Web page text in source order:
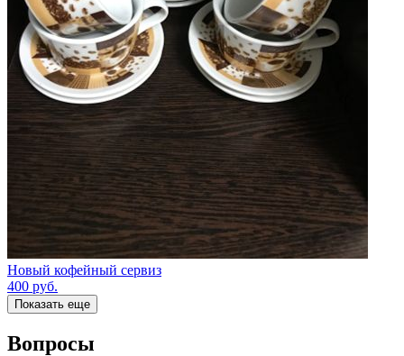
Новый кофейный сервиз
400 руб.
Показать еще
Вопросы